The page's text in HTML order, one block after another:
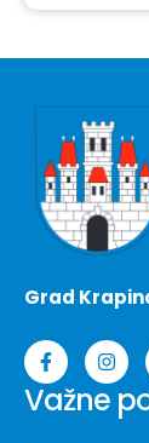
Grad
Važne